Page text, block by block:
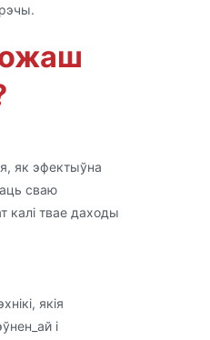
як эфектыўна
сваю
калі твае даходы
якія
і